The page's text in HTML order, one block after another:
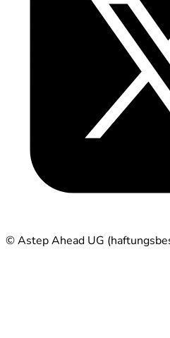
© Astep Ahead UG